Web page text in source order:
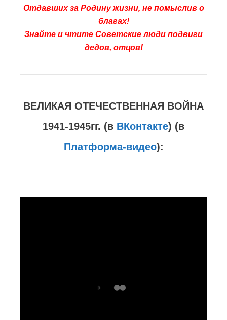
Поп Ткачёв обхаркался: «Мы ещё не
выхаркали из себя уроки советской